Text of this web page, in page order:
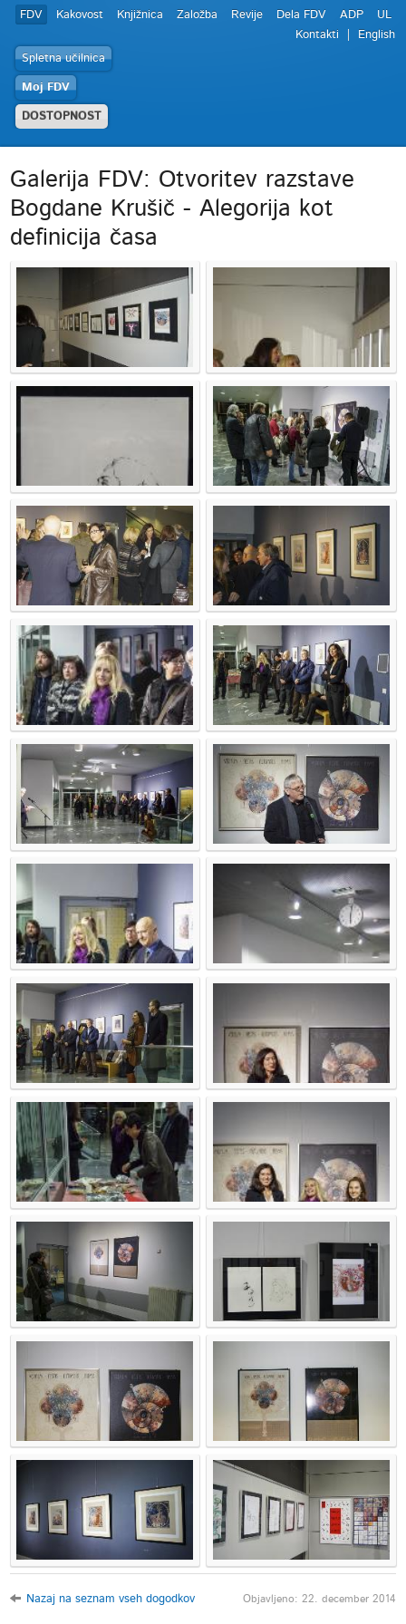
FDV Kakovost Knjižnica Založba Revije Dela FDV ADP
UL
Kontakti
English
Spletna učilnica
Moj FDV
DOSTOPNOST
Galerija FDV: Otvoritev razstave
Bogdane Krušič - Alegorija kot
definicija časa
Nazaj na seznam vseh dogodkov Objavljeno: 22. december 2014